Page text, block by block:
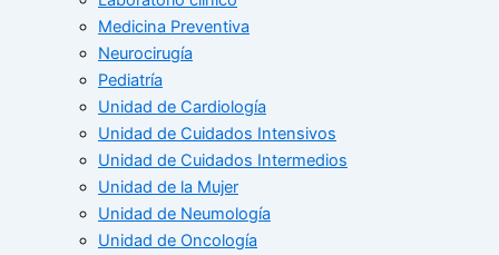
Medicina Preventiva
Neurocirugía
Pediatría
Unidad de Cardiología
Unidad de Cuidados Intensivos
Unidad de Cuidados Intermedios
Unidad de la Mujer
Unidad de Neumología
Unidad de Oncología